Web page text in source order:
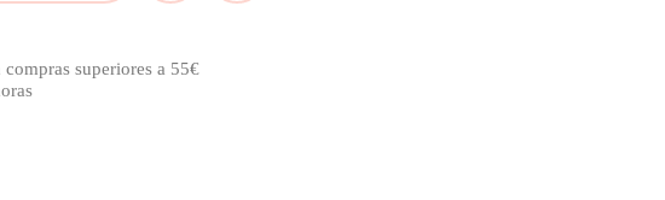
superiores a 55€